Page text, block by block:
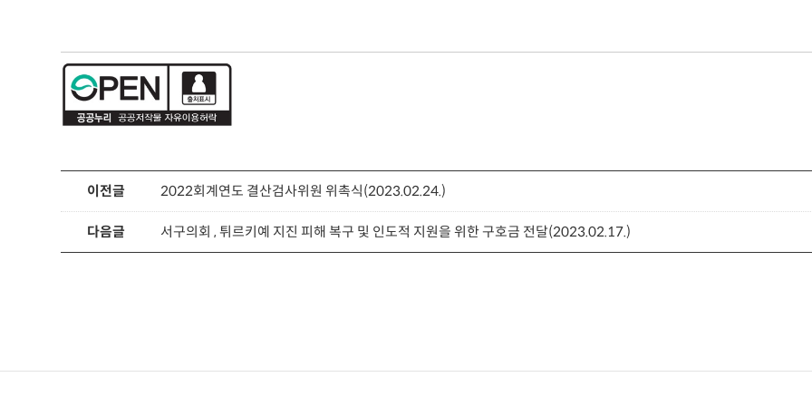
이전글 2022회계연도 결산검사위원 위촉식(2023.02.24.)
다음글 서구의회 , 튀르키예 지진 피해 복구 및 인도적 지원을 위한 구호금 전달(2023.02.17.)